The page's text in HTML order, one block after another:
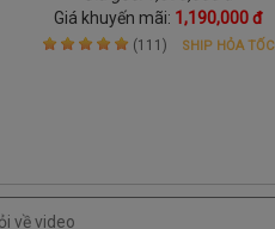
Giá khuyến mãi: 1,190,000 đ
(111) SHIP HỎA TỐC